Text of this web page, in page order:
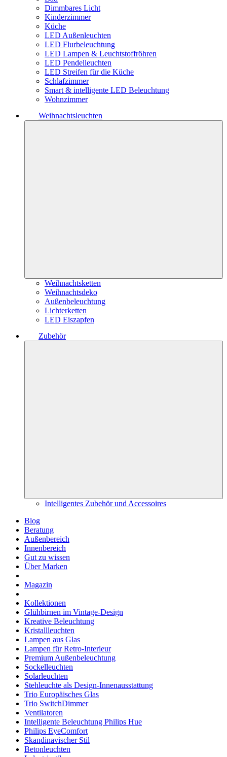
Dimmbares Licht
Kinderzimmer
Küche
LED Außenleuchten
LED Flurbeleuchtung
LED Lampen & Leuchtstoffröhren
LED Pendelleuchten
LED Streifen für die Küche
Schlafzimmer
Smart & intelligente LED Beleuchtung
Wohnzimmer
Weihnachtsleuchten
Weihnachtsketten
Weihnachtsdeko
Außenbeleuchtung
Lichterketten
LED Eiszapfen
Zubehör
Intelligentes Zubehör und Accessoires
Blog
Beratung
Außenbereich
Innenbereich
Gut zu wissen
Über Marken
Magazin
Kollektionen
Glühbirnen im Vintage-Design
Kreative Beleuchtung
Kristallleuchten
Lampen aus Glas
Lampen für Retro-Interieur
Premium Außenbeleuchtung
Sockelleuchten
Solarleuchten
Stehleuchte als Design-Innenausstattung
Trio Europäisches Glas
Trio SwitchDimmer
Ventilatoren
Intelligente Beleuchtung Philips Hue
Philips EyeComfort
Skandinavischer Stil
Betonleuchten